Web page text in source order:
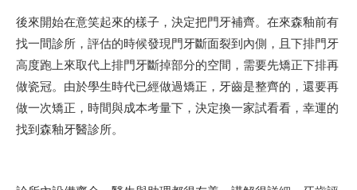
後來開始在意笑起來的樣子，決定把門牙補齊。在來森釉前有
找一間診所，評估的時候發現門牙斷面裂到內側，且下排門牙
高度跑上來取代上排門牙斷掉部分的空間，需要先矯正下排再
做瓷冠。由於學生時代已經做過矯正，牙齒是整齊的，還要再
做一次矯正，時間與成本考量下，決定換一家試看看，幸運的
找到森釉牙醫診所。